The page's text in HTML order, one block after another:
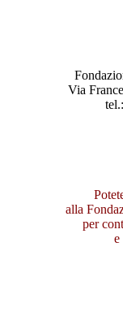
Via
alla
per
e